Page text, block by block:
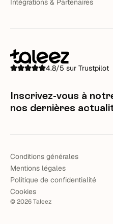
Intégrations & Partenaires
4.8/5 sur Trustpilot
Inscrivez-vous à
nos dernières
©2026Taleez
Conditions générales
Mentions légales
Politique de confidentialité
Cookies